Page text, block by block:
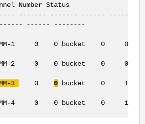
Number Status
------- ------- ------ -----
------ --------
1 0 0 bucket 0 0
2 0 0 bucket 0 0
3
0 0bucket 0 1
4 0 0 bucket 0 1